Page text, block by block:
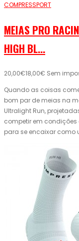
COMPRESSPORT
MEIAS PRO
HIGH BL...
20,00€18,00€ Sem
Quando as coisas
bom par de meias na
Ultralight Run,
competir em
para se encaixar como